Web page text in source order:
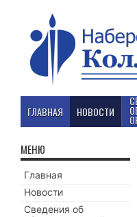
ГЛАВНАЯ НОВОСТИ
МЕНЮ
Главная
Новости
Сведения об